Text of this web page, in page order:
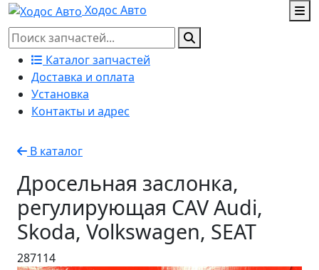
Ходос Авто
Каталог запчастей
Доставка и оплата
Установка
Контакты и адрес
В каталог
Дросельная заслонка,
регулирующая CAV Audi,
Skoda, Volkswagen, SEAT
287114